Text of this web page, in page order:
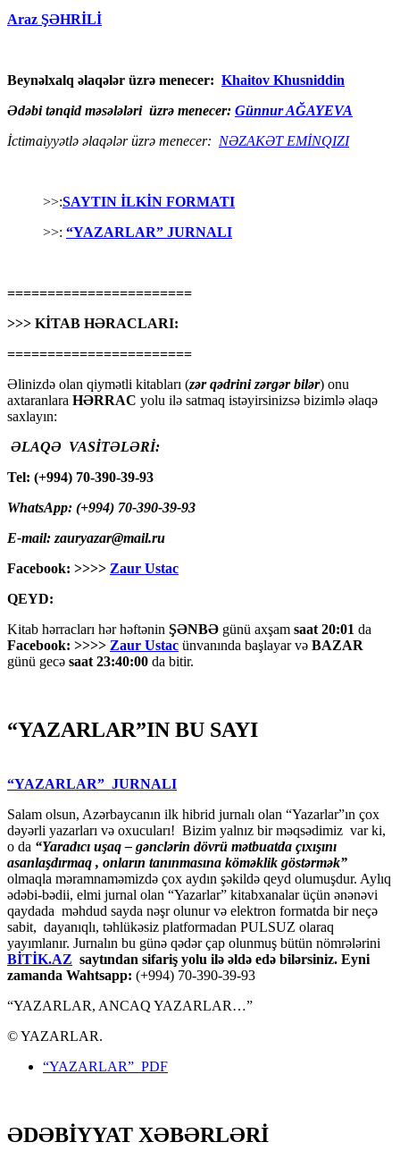
Araz ŞƏHRİLİ
Beynəlxalq əlaqələr üzrə menecer: Khaitov Khusniddin
Ədəbi tənqid məsələləri üzrə menecer: Günnur AĞAYEVA
İctimaiyyətlə əlaqələr üzrə menecer: NƏZAKƏT EMİNQIZI
>>:SAYTIN İLKİN FORMATI
>>: “YAZARLAR” JURNALI
=======================
>>> KİTAB HƏRACLARI:
=======================
Əlinizdə olan qiymətli kitabları (zər qədrini zərgər bilər) onu
axtaranlara HƏRRAC yolu ilə satmaq istəyirsinizsə bizimlə əlaqə
saxlayın:
ƏLAQƏ VASİTƏLƏRİ:
Tel: (+994) 70-390-39-93
WhatsApp: (+994) 70-390-39-93
E-mail: zauryazar@mail.ru
Facebook: >>>> Zaur Ustac
QEYD:
Kitab hərracları hər həftənin ŞƏNBƏ günü axşam saat 20:01 da
Facebook: >>>> Zaur Ustac ünvanında başlayar və BAZAR
günü gecə saat 23:40:00 da bitir.
“YAZARLAR”IN BU SAYI
“YAZARLAR” JURNALI
Salam olsun, Azərbaycanın ilk hibrid jurnalı olan “Yazarlar”ın çox
dəyərli yazarları və oxucuları! Bizim yalnız bir məqsədimiz var ki,
o da “Yaradıcı uşaq – gәnclәrin dövrü mәtbuatda çıxışını
asanlaşdırmaq , onların tanınmasına kömәklik göstәrmәk”
olmaqla məramnaməmizdə çox aydın şəkildə qeyd olumuşdur. Aylıq
ədəbi-bədii, elmi jurnal olan “Yazarlar” kitabxanalar üçün ənənəvi
qaydada məhdud sayda nəşr olunur və elektron formatda bir neçə
sabit, dayanıqlı, təhlükəsiz platformadan PULSUZ olaraq
yayımlanır. Jurnalın bu günə qədər çap olunmuş bütün nömrələrini
BİTİK.AZ saytından sifariş yolu ilə əldə edə bilərsiniz. Eyni
zamanda Wahtsapp: (+994) 70-390-39-93
“YAZARLAR, ANCAQ YAZARLAR…”
© YAZARLAR.
“YAZARLAR” PDF
ƏDƏBİYYAT XƏBƏRLƏRİ